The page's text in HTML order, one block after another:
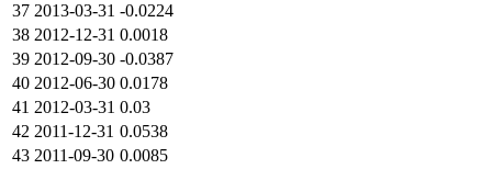
37 2013-03-31 -0.0224
38 2012-12-31 0.0018
39 2012-09-30 -0.0387
40 2012-06-30 0.0178
41 2012-03-31 0.03
42 2011-12-31 0.0538
43 2011-09-30 0.0085